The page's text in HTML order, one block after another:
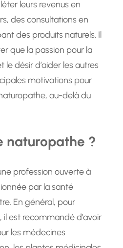
leurs revenus en
des consultations en
des produits naturels. Il
que la passion pour la
le désir d’aider les autres
motivations pour
au-delà du
naturopathe ?
profession ouverte à
par la santé
En général, pour
est recommandé d’avoir
les médecines